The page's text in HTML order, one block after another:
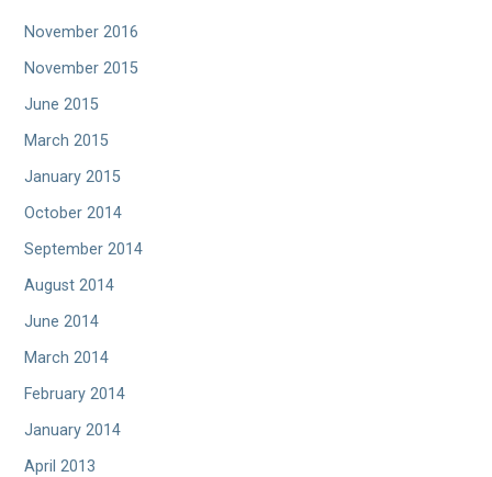
November 2016
November 2015
June 2015
March 2015
January 2015
October 2014
September 2014
August 2014
June 2014
March 2014
February 2014
January 2014
April 2013